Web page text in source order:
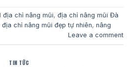
địa chỉ nâng mũi, địa chỉ nâng mũi Đà
địa chỉ nâng mũi đẹp tự nhiên, nâng
Leave a comment
TIN TỨC